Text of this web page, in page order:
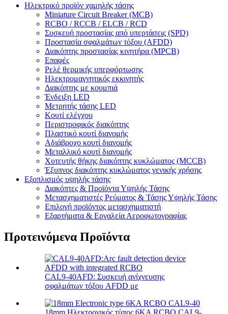
Ηλεκτρικό προϊόν χαμηλής τάσης
Miniature Circuit Breaker (MCB)
RCBO / RCCB / ELCB / RCD
Συσκευή προστασίας από υπερτάσεις (SPD)
Προστασία σφαλμάτων τόξου (AFDD)
Διακόπτης προστασίας κινητήρα (MPCB)
Επαφές
Ρελέ θερμικής υπερφόρτωσης
Ηλεκτρομαγνητικός εκκινητής
Διακόπτης με κουμπιά
Ένδειξη LED
Μετρητής τάσης LED
Κουτί ελέγχου
Περιστροφικός διακόπτης
Πλαστικό κουτί διανομής
Αδιάβροχο κουτί διανομής
Μεταλλικό κουτί διανομής
Χυτευτής θήκης διακόπτης κυκλώματος (MCCB)
Έξυπνος διακόπτης κυκλώματος γενικής χρήσης
Εξοπλισμός υψηλής τάσης
Διακόπτες & Προϊόντα Υψηλής Τάσης
Μετασχηματιστές Ρεύματος & Τάσης Υψηλής Τάσης
Επιλογή προϊόντος μετασχηματιστή
Εξαρτήματα & Εργαλεία Αεροφωτογραφίας
Προτεινόμενα Προϊόντα
CAL9-40AFD: Συσκευή ανίχνευσης
σφαλμάτων τόξου AFDD με